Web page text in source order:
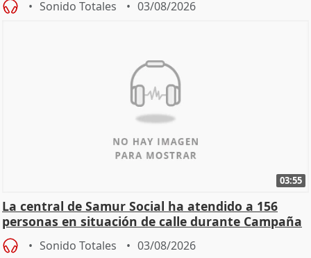
Sonido Totales 03/08/2026
03:55
La central de Samur Social ha atendido a 156
personas en situación de calle durante Campaña
de Calor
Sonido Totales 03/08/2026